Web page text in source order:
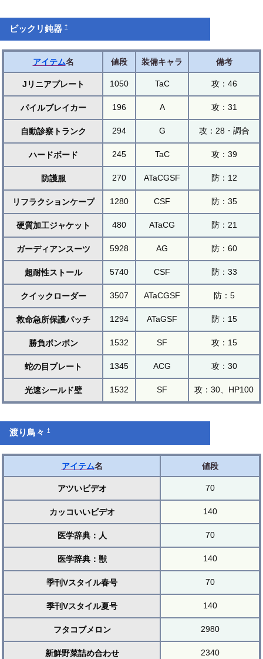
ビックリ鈍器†
アイテム名 値段 装備キャラ 備考
Jリニアプレート 1050 TaC 攻：46
パイルブレイカー 196 A 攻：31
自動診察トランク 294 G 攻：28・調合
ハードボード 245 TaC 攻：39
防護服 270 ATaCGSF 防：12
リフラクションケープ 1280 CSF 防：35
硬質加工ジャケット 480 ATaCG 防：21
ガーディアンスーツ 5928 AG 防：60
超耐性ストール 5740 CSF 防：33
クイックローダー 3507 ATaCGSF 防：5
救命急所保護パッチ 1294 ATaGSF 防：15
勝負ボンボン 1532 SF 攻：15
蛇の目プレート 1345 ACG 攻：30
光速シールド壁 1532 SF 攻：30、HP100
渡り鳥々†
アイテム名 値段
アツいビデオ 70
カッコいいビデオ 140
医学辞典：人 70
医学辞典：獣 140
季刊Vスタイル春号 70
季刊Vスタイル夏号 140
フタコブメロン 2980
新鮮野菜詰め合わせ 2340